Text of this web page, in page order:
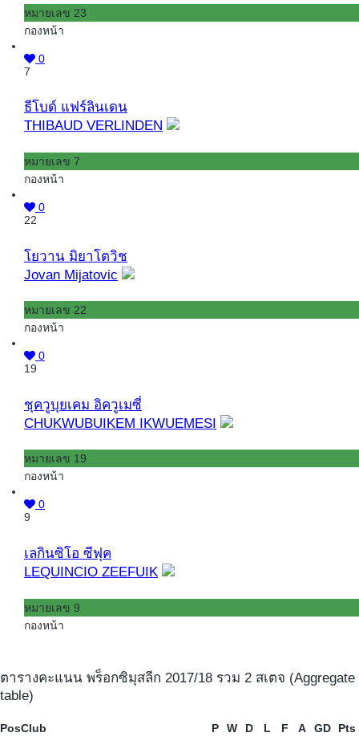
หมายเลข 23
กองหน้า
0
7
ธีโบด์ แฟร์ลินเดน
THIBAUD VERLINDEN
หมายเลข 7
กองหน้า
0
22
โยวาน มิยาโตวิช
Jovan Mijatovic
หมายเลข 22
กองหน้า
0
19
ชุควูบุยเคม อิควูเมซี่
CHUKWUBUIKEM IKWUEMESI
หมายเลข 19
กองหน้า
0
9
เลกินซิโอ ซีฟุค
LEQUINCIO ZEEFUIK
หมายเลข 9
กองหน้า
ตารางคะแนน พร็อกซิมุสลีก 2017/18 รวม 2 สเตจ (Aggregate
table)
PosClub P W D L F A GD Pts